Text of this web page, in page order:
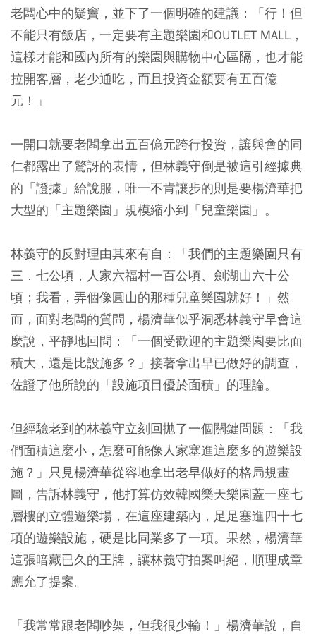
老闆心中的疑竇，並下了一個明確的建議：「行！但
不能只有飯店，一定要有主題樂園和OUTLET MALL，
這樣才能和國內所有的樂園與購物中心區隔，也才能
拉開客層，老少通吃，而且投資金額要有五百億
元！」
一開口就要老闆拿出五百億元跨行投資，讓與會的同
仁都露出了驚訝的表情，但林義守倒是被這引經據典
的「證據」給說服，唯一不肯讓步的則是要楊濟華把
大型的「主題樂園」規模縮小到「兒童樂園」。
林義守的反對理由其來有自：「我們的主題樂園只有
三．七公頃，人家六福村一百公頃、劍湖山六十公
頃；我看，弄個像圓山的那種兒童樂園就好！」然
而，面對老闆的質問，楊濟華似乎洞悉林義守早會這
麼說，平靜地回問：「一個受歡迎的主題樂園要比面
積大，還是比設施多？」接著拿出早已做好的調查，
佐證了他所說的「設施項目優於面積」的理論。
但經驗老到的林義守立刻回拋了一個關鍵問題：「我
們面積這麼小，怎麼可能像人家塞進這麼多的遊樂設
施？」只見楊濟華從容地拿出老早做好的格局規畫
圖，告訴林義守，他打算仿效韓國樂天樂園蓋一座七
層樓的立體遊樂場，在這座建築內，足足塞進四十七
項的遊樂設施，硬是比同業多了一項。果然，楊濟華
這張暗藏已久的王牌，讓林義守拍案叫絕，順理成章
應允了提案。
「我常常跟老闆吵架，但我很少輸！」楊濟華說，自